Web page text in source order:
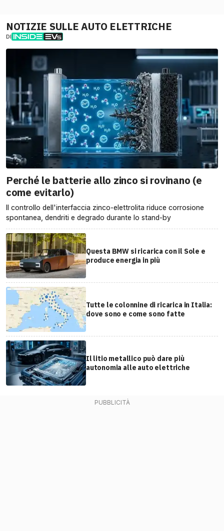
NOTIZIE SULLE AUTO ELETTRICHE
DI
Perché le batterie allo zinco si rovinano (e
come evitarlo)
Il controllo dell'interfaccia zinco-elettrolita riduce corrosione
spontanea, dendriti e degrado durante lo stand-by
Questa BMW si ricarica con il Sole e
produce energia in più
Tutte le colonnine di ricarica in Italia:
dove sono e come sono fatte
Il litio metallico può dare più
autonomia alle auto elettriche